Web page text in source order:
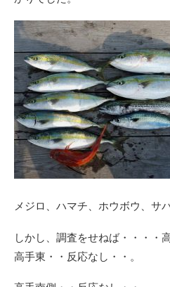
メジロ、ハマチ、ホウボウ、サ
しかし、調査をせねば・・・・
高手東・・反応なし・・。